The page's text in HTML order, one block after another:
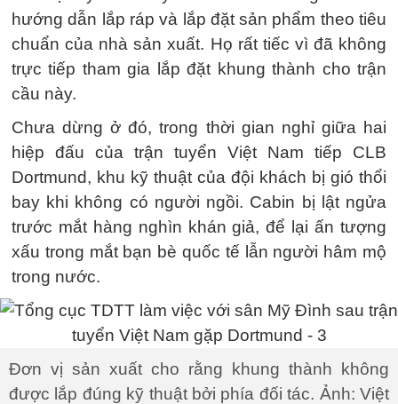
hướng dẫn lắp ráp và lắp đặt sản phẩm theo tiêu
chuẩn của nhà sản xuất. Họ rất tiếc vì đã không
trực tiếp tham gia lắp đặt khung thành cho trận
cầu này.
Chưa dừng ở đó, trong thời gian nghỉ giữa hai
hiệp đấu của trận tuyển Việt Nam tiếp CLB
Dortmund, khu kỹ thuật của đội khách bị gió thổi
bay khi không có người ngồi. Cabin bị lật ngửa
trước mắt hàng nghìn khán giả, để lại ấn tượng
xấu trong mắt bạn bè quốc tế lẫn người hâm mộ
trong nước.
Đơn vị sản xuất cho rằng khung thành không
được lắp đúng kỹ thuật bởi phía đối tác. Ảnh: Việt